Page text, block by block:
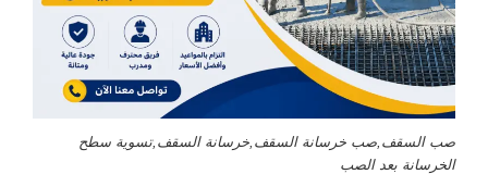
صب السقف,صب خرسانة السقف,خرسانة السقف,تسوية سطح
الخرسانة بعد الصب